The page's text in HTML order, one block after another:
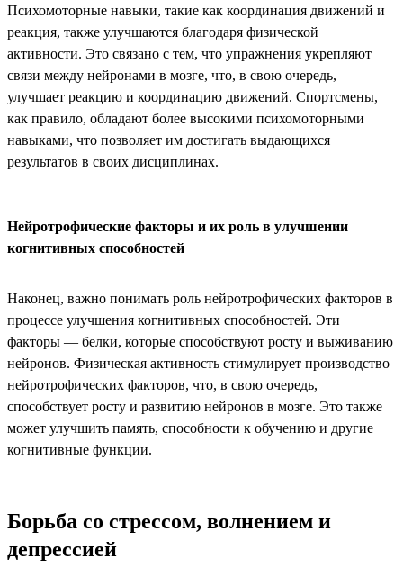
Психомоторные навыки, такие как координация движений и
реакция, также улучшаются благодаря физической
активности. Это связано с тем, что упражнения укрепляют
связи между нейронами в мозге, что, в свою очередь,
улучшает реакцию и координацию движений. Спортсмены,
как правило, обладают более высокими психомоторными
навыками, что позволяет им достигать выдающихся
результатов в своих дисциплинах.
Нейротрофические факторы и их роль в улучшении
когнитивных способностей
Наконец, важно понимать роль нейротрофических факторов в
процессе улучшения когнитивных способностей. Эти
факторы — белки, которые способствуют росту и выживанию
нейронов. Физическая активность стимулирует производство
нейротрофических факторов, что, в свою очередь,
способствует росту и развитию нейронов в мозге. Это также
может улучшить память, способности к обучению и другие
когнитивные функции.
Борьба со стрессом, волнением и
депрессией